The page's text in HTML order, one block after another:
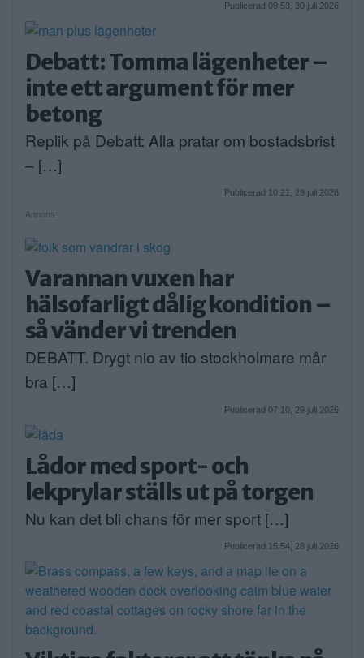
Publicerad 09:53, 30 juli 2026
Debatt: Tomma lägenheter –
inte ett argument för mer
betong
Replik på Debatt: Alla pratar om bostadsbrist
– […]
Publicerad 10:21, 29 juli 2026
Annons:
Varannan vuxen har
hälsofarligt dålig kondition –
så vänder vi trenden
DEBATT. Drygt nio av tio stockholmare mår
bra […]
Publicerad 07:10, 29 juli 2026
Lådor med sport- och
lekprylar ställs ut på torgen
Nu kan det bli chans för mer sport […]
Publicerad 15:54, 28 juli 2026